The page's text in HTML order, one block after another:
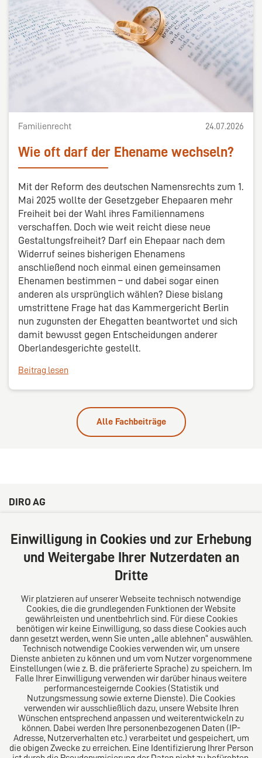
Familienrecht 24.07.2026
Wie oft darf der Ehename wechseln?
Mit der Reform des deutschen Namensrechts zum 1.
Mai 2025 wollte der Gesetzgeber Ehepaaren mehr
Freiheit bei der Wahl ihres Familiennamens
verschaffen. Doch wie weit reicht diese neue
Gestaltungsfreiheit? Darf ein Ehepaar nach dem
Widerruf seines bisherigen Ehenamens
anschließend noch einmal einen gemeinsamen
Ehenamen bestimmen – und dabei sogar einen
anderen als ursprünglich wählen? Diese bislang
umstrittene Frage hat das Kammergericht Berlin
nun zugunsten der Ehegatten beantwortet und sich
damit bewusst gegen Entscheidungen anderer
Oberlandesgerichte gestellt.
Beitrag lesen
Alle Fachbeiträge
DIRO AG
20354 Hamburg
Deutschland
Tel: +49 (0) 40 41352231
Über uns
Das Kanzlei-Vertrauensnetzwerk. Aus Europa für die
Welt. Für den erfolgreichen Mittelstand.
Folgen Sie uns auf
Das europäische Kanzlei-Netzwerk
Einwilligung in Cookies und zur Erhebung
und Weitergabe Ihrer Nutzerdaten an
Dritte
Wir platzieren auf unserer Webseite technisch notwendige
Cookies, die die grundlegenden Funktionen der Website
gewährleisten und unentbehrlich sind. Für diese Cookies
benötigen wir keine Einwilligung, so dass diese Cookies auch
dann gesetzt werden, wenn Sie unten „alle ablehnen“ auswählen.
Technisch notwendige Cookies verwenden wir, um unsere
Dienste anbieten zu können und um vom Nutzer vorgenommene
Einstellungen (wie z. B. die präferierte Sprache) zu speichern. Im
Falle Ihrer Einwilligung verwenden wir darüber hinaus weitere
performancesteigernde Cookies (Statistik und
Nutzungsmessung sowie externe Dienste). Die Cookies
verwenden wir ausschließlich dazu, unsere Website Ihren
Wünschen entsprechend anpassen und weiterentwickeln zu
können. Dabei werden Ihre personenbezogenen Daten (IP-
Adresse, Nutzerverhalten etc.) verarbeitet und gespeichert, um
die obigen Zwecke zu erreichen. Eine Identifizierung Ihrer Person